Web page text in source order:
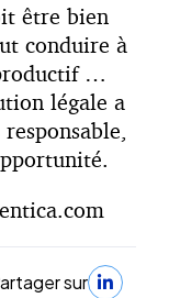
être bien
conduire à
…
légale a
sur